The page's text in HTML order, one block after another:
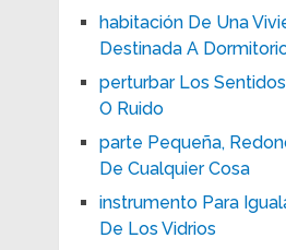
habitación De Una
Destinada A
perturbar Los
O Ruido
parte Pequeña,
De Cualquier Cosa
instrumento Para
De Los Vidrios